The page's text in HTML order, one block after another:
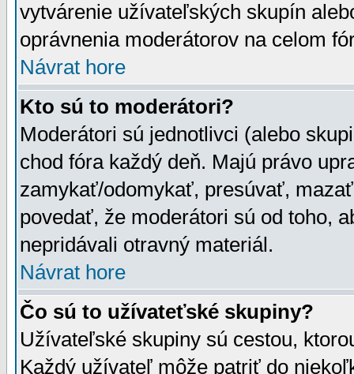
vytvárenie užívateľských skupín
oprávnenia moderátorov na celom
Návrat hore
Kto sú to moderátori?
Moderátori sú jednotlivci (alebo
chod fóra každý deň. Majú právo
zamykať/odomykať, presúvať,
povedať, že moderátori sú od toho,
nepridávali otravný materiál.
Návrat hore
Čo sú to užívateťské skupiny?
Užívateľské skupiny sú cestou,
Každý užívateľ môže patriť do